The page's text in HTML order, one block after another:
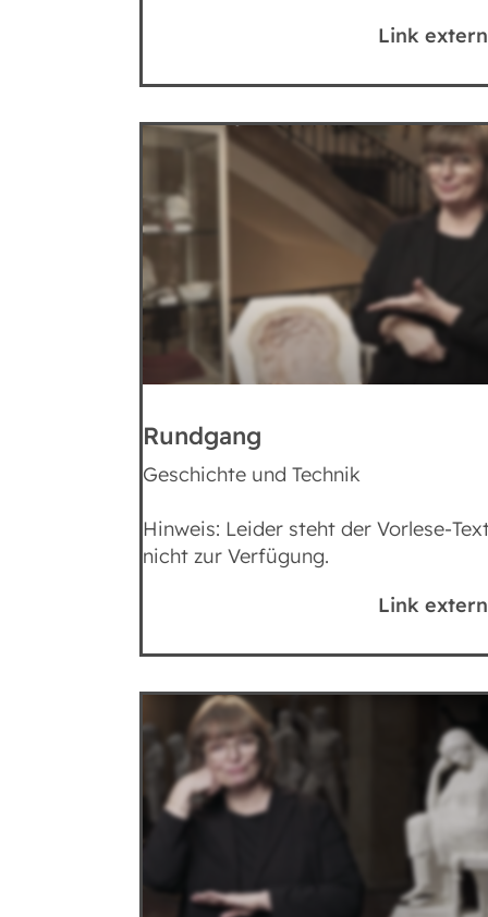
Link extern
Rundgang
Geschichte und Technik
Hinweis: Leider steht der Vorlese-
nicht zur Verfügung.
Link extern